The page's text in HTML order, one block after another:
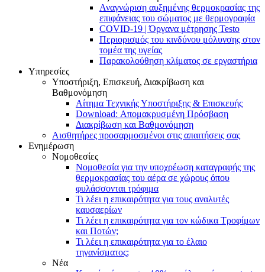
Αναγνώριση αυξημένης θερμοκρασίας της
επιφάνειας του σώματος με θερμογραφία
COVID-19 | Όργανα μέτρησης Testo
Περιορισμός του κινδύνου μόλυνσης στον
τομέα της υγείας
Παρακολούθηση κλίματος σε εργαστήρια
Υπηρεσίες
Υποστήριξη, Επισκευή, Διακρίβωση και
Βαθμονόμηση
Αίτημα Τεχνικής Υποστήριξης & Επισκευής
Download: Απομακρυσμένη Πρόσβαση
Διακρίβωση και Βαθμονόμηση
Αισθητήρες προσαρμοσμένοι στις απαιτήσεις σας
Ενημέρωση
Νομοθεσίες
Νομοθεσία για την υποχρέωση καταγραφής της
θερμοκρασίας του αέρα σε χώρους όπου
φυλάσσονται τρόφιμα
Τι λέει η επικαιρότητα για τους αναλυτές
καυσαερίων
Τι λέει η επικαιρότητα για τον κώδικα Τροφίμων
και Ποτών;
Τι λέει η επικαιρότητα για τo έλαιο
τηγανίσματος;
Νέα